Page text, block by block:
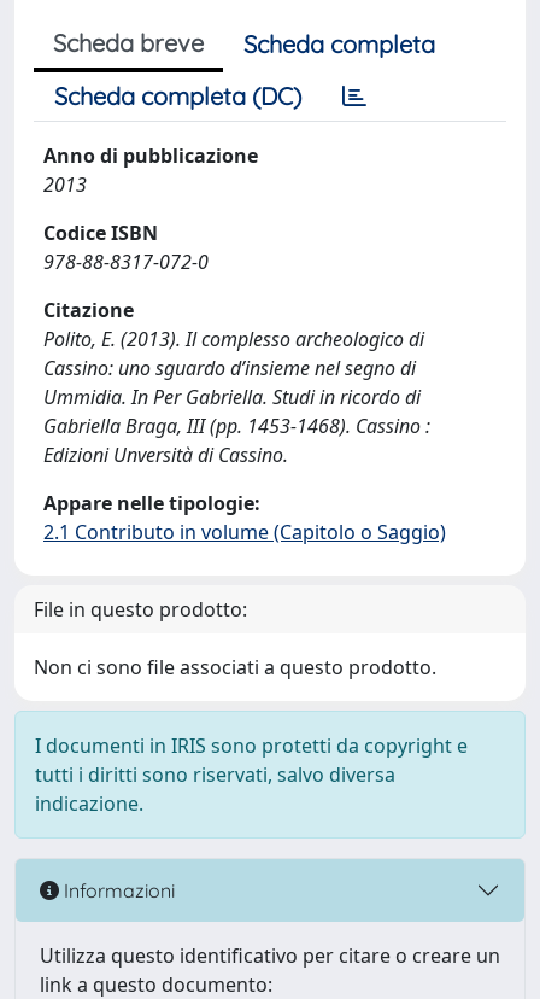
Scheda breve
Scheda completa
Scheda completa (DC)
Anno di pubblicazione
2013
Codice ISBN
978-88-8317-072-0
Citazione
Polito, E. (2013). Il complesso archeologico di
Cassino: uno sguardo d’insieme nel segno di
Ummidia. In Per Gabriella. Studi in ricordo di
Gabriella Braga, III (pp. 1453-1468). Cassino :
Edizioni Unversità di Cassino.
Appare nelle tipologie:
2.1 Contributo in volume (Capitolo o Saggio)
File in questo prodotto:
Non ci sono file associati a questo prodotto.
I documenti in IRIS sono protetti da copyright e
tutti i diritti sono riservati, salvo diversa
indicazione.
Informazioni
Utilizza questo identificativo per citare o creare un
link a questo documento: